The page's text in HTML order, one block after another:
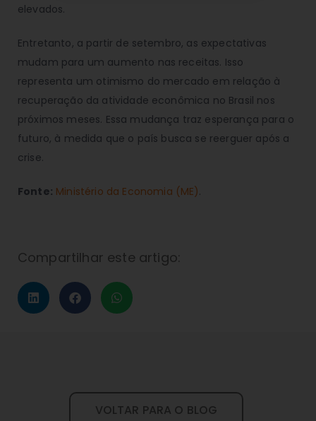
elevados.
Entretanto, a partir de setembro, as expectativas
mudam para um aumento nas receitas. Isso
representa um otimismo do mercado em relação à
recuperação da atividade econômica no Brasil nos
próximos meses. Essa mudança traz esperança para o
futuro, à medida que o país busca se reerguer após a
crise.
Fonte: Ministério da Economia (ME).
Compartilhar este artigo:
VOLTAR PARA O BLOG